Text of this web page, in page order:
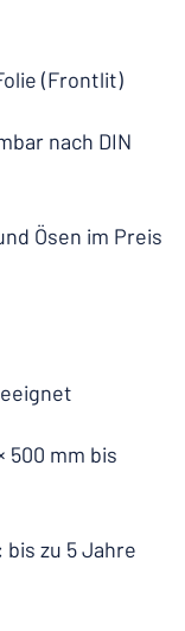
(Frontlit)
nach DIN
Ösen im Preis
500 mm bis
zu 5 Jahre